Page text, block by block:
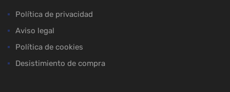
Política de privacidad
Aviso legal
Política de cookies
Desistimiento de compra